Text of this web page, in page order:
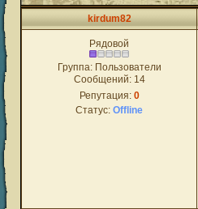
kirdum82
Рядовой
Группа: Пользователи
Сообщений: 14
Репутация: 0
Статус: Offline